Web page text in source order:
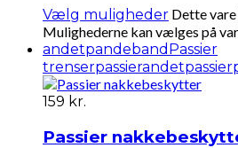
Vælg muligheder Dette
Mulighederne kan vælges på
andetpandeband Passier
trenserpassierandet
159 kr.
Passier